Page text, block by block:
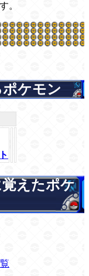
。
ケモン
えたポケ